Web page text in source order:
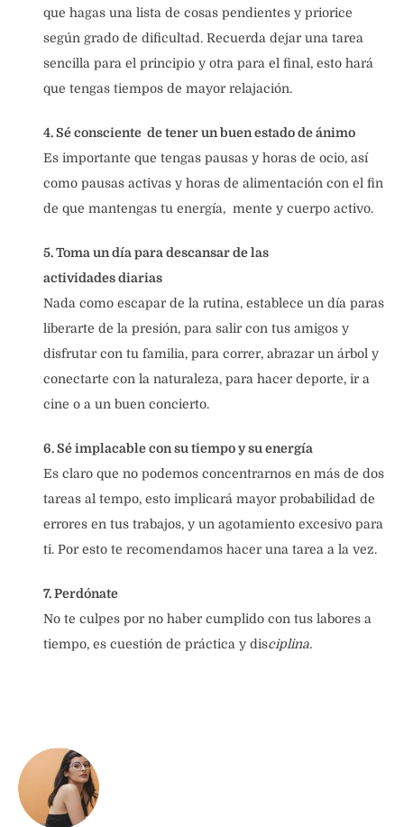
que hagas una lista de cosas pendientes y priorice
según grado de dificultad. Recuerda dejar una tarea
sencilla para el principio y otra para el final, esto hará
que tengas tiempos de mayor relajación.
4. Sé consciente de tener un buen estado de ánimo
Es importante que tengas pausas y horas de ocio, así
como pausas activas y horas de alimentación con el fin
de que mantengas tu energía, mente y cuerpo activo.
5. Toma un día para descansar de las
actividadesdiarias
Nada como escapar de la rutina, establece un día paras
liberarte de la presión, para salir con tus amigos y
disfrutar con tu familia, para correr, abrazar un árbol y
conectarte con la naturaleza, para hacer deporte, ir a
cine o a un buen concierto.
6. Sé implacable con su tiempo y su energía
Es claro que no podemos concentrarnos en más de dos
tareas al tempo, esto implicará mayor probabilidad de
errores en tus trabajos, y un agotamiento excesivo para
ti. Por esto te recomendamos hacer una tarea a la vez.
7. Perdónate
No te culpes por no haber cumplido con tus labores a
tiempo, es cuestión de práctica y disciplina.